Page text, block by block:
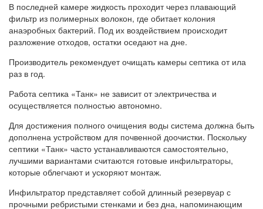
В последней камере жидкость проходит через плавающий
фильтр из полимерных волокон, где обитает колония
анаэробных бактерий. Под их воздействием происходит
разложение отходов, остатки оседают на дне.
Производитель рекомендует очищать камеры септика от ила
раз в год.
Работа септика «Танк» не зависит от электричества и
осуществляется полностью автономно.
Для достижения полного очищения воды система должна быть
дополнена устройством для почвенной доочистки. Поскольку
септики «Танк» часто устанавливаются самостоятельно,
лучшими вариантами считаются готовые инфильтраторы,
которые облегчают и ускоряют монтаж.
Инфильтратор представляет собой длинный резервуар с
прочными ребристыми стенками и без дна, напоминающим